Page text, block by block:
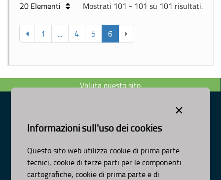
×
Informazioni sull'uso dei cookies
Questo sito web utilizza cookie di prima parte
tecnici, cookie di terze parti per le componenti
cartografiche, cookie di prima parte e di
20 Elementi Mostrati 101 - 101 su 101 risultati.
1 ... 4 5 6
Valuta questo sito
Dipartimento Ambiente, Paesaggio e Qualità Urbana
scrivici:email-pec
© Regione Puglia